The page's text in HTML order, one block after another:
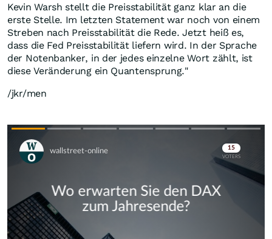
Kevin Warsh stellt die Preisstabilität ganz klar an die
erste Stelle. Im letzten Statement war noch von einem
Streben nach Preisstabilität die Rede. Jetzt heiß es,
dass die Fed Preisstabilität liefern wird. In der Sprache
der Notenbanker, in der jedes einzelne Wort zählt, ist
diese Veränderung ein Quantensprung."
/jkr/men
Skip